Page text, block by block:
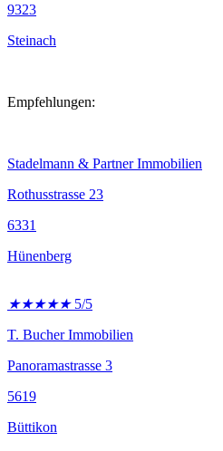
9323
Steinach
Empfehlungen:
Stadelmann & Partner Immobilien
Rothusstrasse 23
6331
Hünenberg
★★★★★ 5/5
T. Bucher Immobilien
Panoramastrasse 3
5619
Büttikon